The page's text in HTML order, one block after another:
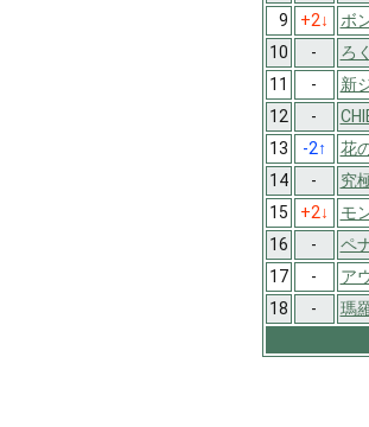
9
+2↓ ボ
10
- ろ
11
- 新
12
-
13
-2↑ 花
14
- 究
15
+2↓ モ
16
- ペ
17
- ア
18
- 瑪